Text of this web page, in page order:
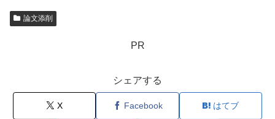
論文添削
PR
シェアする
X Facebook はてブ